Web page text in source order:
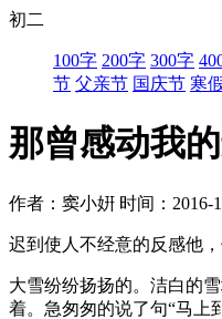
初二
100字 200字 300字
节 父亲节 国庆节 寒
那曾感动我
作者：窦小姸 时间：2016-
迟到使人不经意的反感他
大雪纷纷扬扬的。洁白的
着。急匆匆的说了句“马上